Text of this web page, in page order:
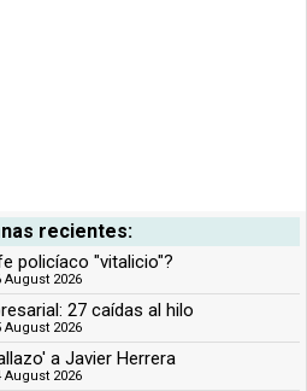
recientes:
policíaco "vitalicio"?
August 2026
27 caídas al hilo
August 2026
a Javier Herrera
August 2026